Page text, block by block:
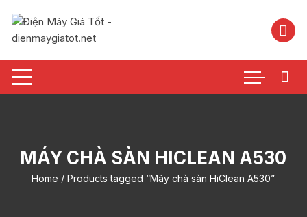
nội
MÁY CHÀ SÀN HICLEAN A530
Home / Products tagged “Máy chà sàn HiClean A530”